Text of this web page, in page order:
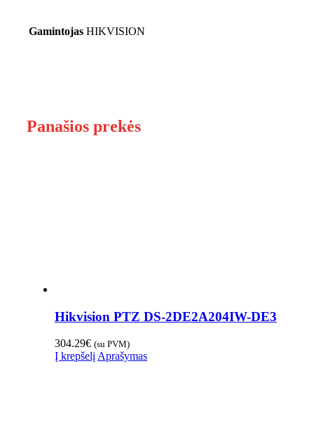
Gamintojas HIKVISION
Panašios prekės
Hikvision PTZ DS-2DE2A204IW-DE3
304.29€ (su PVM)
Į krepšelį Aprašymas